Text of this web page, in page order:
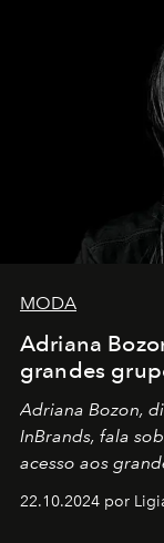
MODA
Adriana
grandes
Adriana Bozon,
InBrands, fala
acesso aos
22.10.2024 por